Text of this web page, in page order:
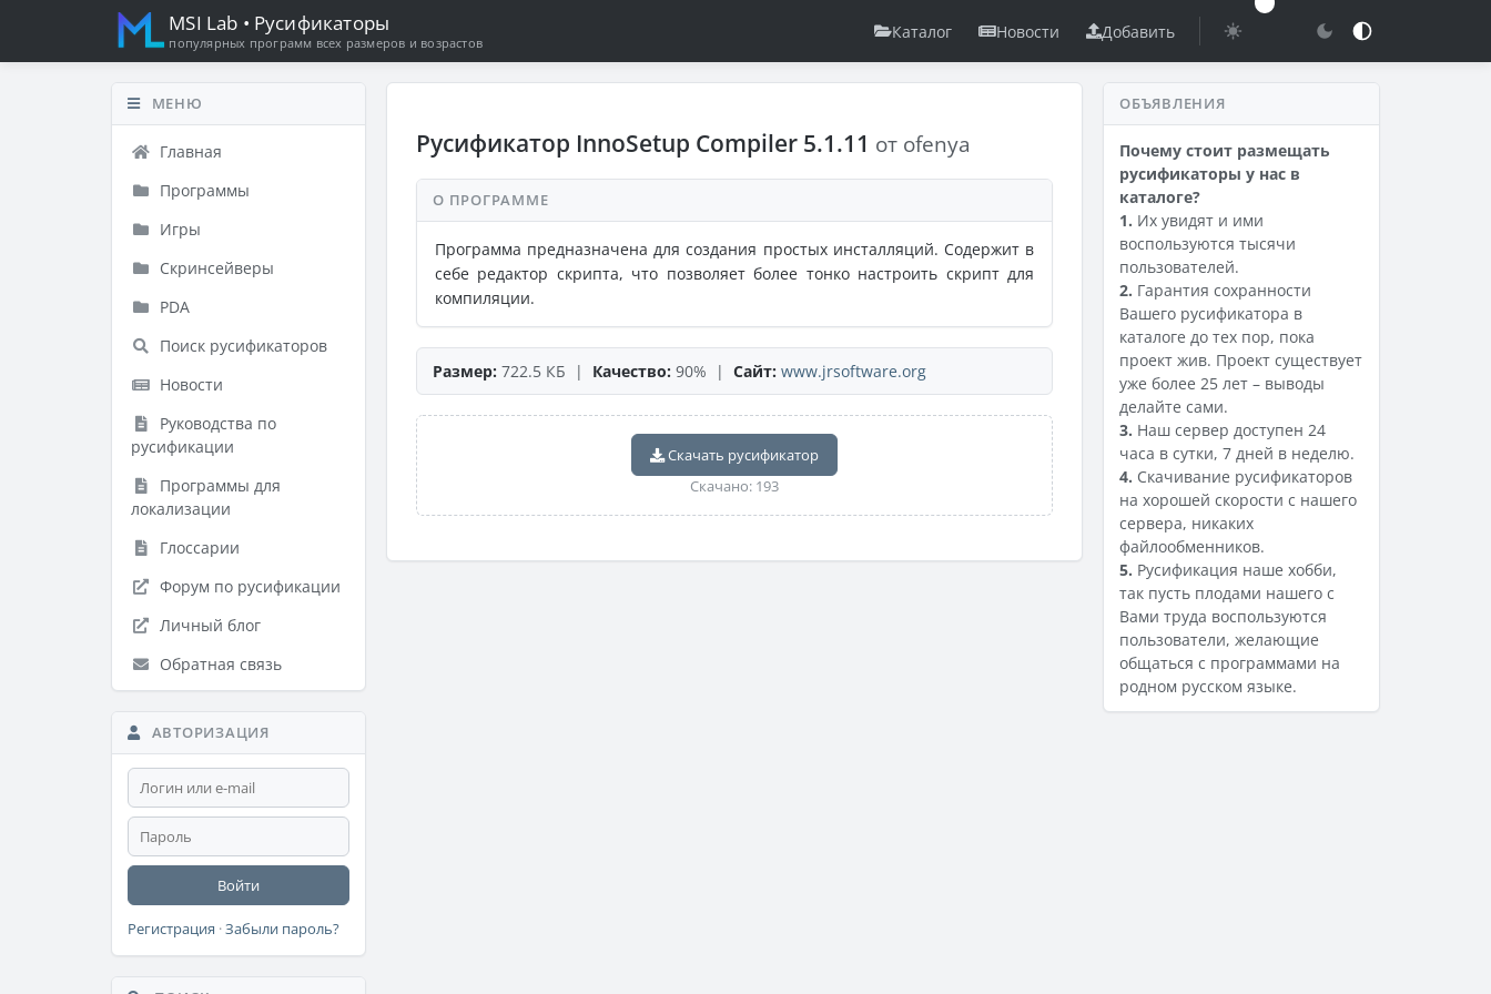
MSI Lab • Русификаторы
популярных программ всех размеров и возрастов
Каталог Новости Добавить
МЕНЮ
Главная
Программы
Игры
Скринсейверы
PDA
Поиск русификаторов
Новости
Руководства по
русификации
Программы для
локализации
Глоссарии
Форум по русификации
Личный блог
Обратная связь
АВТОРИЗАЦИЯ
Войти
Регистрация ·Забыли пароль?
Русификатор InnoSetup Compiler 5.1.11 от ofenya
О ПРОГРАММЕ
Программа предназначена для создания простых инсталляций. Содержит в
себе редактор скрипта, что позволяет более тонко настроить скрипт для
компиляции.
Размер: 722.5 КБ | Качество: 90% | Сайт: www.jrsoftware.org
Скачать русификатор
Скачано: 193
ОБЪЯВЛЕНИЯ
Почему стоит размещать
русификаторы у нас в
каталоге?
1. Их увидят и ими
воспользуются тысячи
пользователей.
2. Гарантия сохранности
Вашего русификатора в
каталоге до тех пор, пока
проект жив. Проект существует
уже более 25 лет – выводы
делайте сами.
3. Наш сервер доступен 24
часа в сутки, 7 дней в неделю.
4. Скачивание русификаторов
на хорошей скорости с нашего
сервера, никаких
файлообменников.
5. Русификация наше хобби,
так пусть плодами нашего с
Вами труда воспользуются
пользователи, желающие
общаться с программами на
родном русском языке.